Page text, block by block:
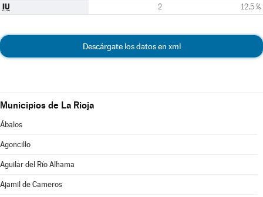
IU 2 12,5 %
Descárgate los datos en xml
Municipios de La Rioja
Ábalos
Agoncillo
Aguilar del Río Alhama
Ajamil de Cameros